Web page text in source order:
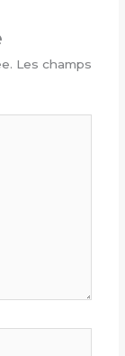
Les champs